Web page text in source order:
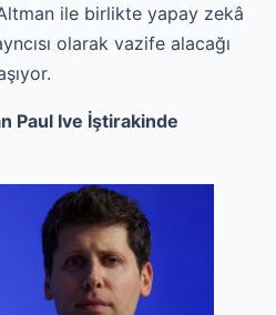
ile birlikte yapay zekâ
olarak vazife alacağı
Paul Ive İştirakinde